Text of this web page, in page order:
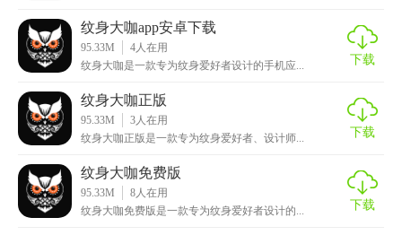
纹身大咖凭借其全面的功能和丰富的资源，成为纹身爱好者
不可或缺的设计工具。它不仅简化了纹身设计的复杂性，还
通过社区平台促进了用户间的交流与学习，让每位用户都能
在这里找到属于自己的独特纹身风格。无论是初学者还是资
深设计师，都能在此获得创作乐趣和灵感启发。
纹身大咖app安卓下载
95.33M 4人在用
纹身大咖是一款专为纹身爱好者设计的手机应...
下载
纹身大咖正版
95.33M 3人在用
纹身大咖正版是一款专为纹身爱好者、设计师...
下载
纹身大咖免费版
95.33M 8人在用
纹身大咖免费版是一款专为纹身爱好者设计的...
下载